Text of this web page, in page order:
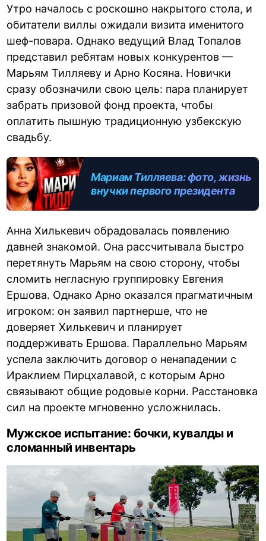
Утро началось с роскошно накрытого стола, и
обитатели виллы ожидали визита именитого
шеф-повара. Однако ведущий Влад Топалов
представил ребятам новых конкурентов —
Марьям Тилляеву и Арно Косяна. Новички
сразу обозначили свою цель: пара планирует
забрать призовой фонд проекта, чтобы
оплатить пышную традиционную узбекскую
свадьбу.
Мариам Тилляева: фото, жизнь
внучки первого президента
Анна Хилькевич обрадовалась появлению
давней знакомой. Она рассчитывала быстро
перетянуть Марьям на свою сторону, чтобы
сломить негласную группировку Евгения
Ершова. Однако Арно оказался прагматичным
игроком: он заявил партнерше, что не
доверяет Хилькевич и планирует
поддерживать Ершова. Параллельно Марьям
успела заключить договор о ненападении с
Ираклием Пирцхалавой, с которым Арно
связывают общие родовые корни. Расстановка
сил на проекте мгновенно усложнилась.
Мужское испытание: бочки, кувалды и
сломанный инвентарь